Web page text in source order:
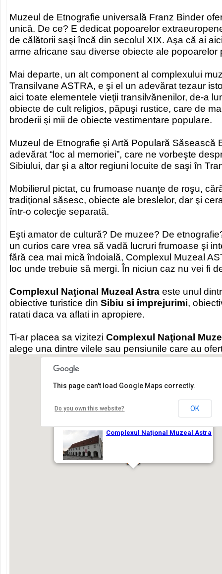
Muzeul de Etnografie universală Franz Binder
unică. De ce? E dedicat popoarelor
de călătorii saşi încă din secolul XIX. Aşa că ai
arme africane sau diverse obiecte ale popoarelor
Mai departe, un alt component al complexului
Transilvane ASTRA, e şi el un adevărat tezaur
aici toate elementele vieţii transilvănenilor, de-a
obiecte de cult religios, păpuşi rustice, care de
broderii şi mii de obiecte vestimentare populare.
Muzeul de Etnografie şi Artă Populară Săsească
adevărat “loc al memoriei”, care ne vorbeşte
Sibiului, dar şi a altor regiuni locuite de saşi în
Mobilierul pictat, cu frumoase nuanţe de roşu,
tradiţional săsesc, obiecte ale breslelor, dar şi
într-o colecţie separată.
Eşti amator de cultură? De muzee? De
un curios care vrea să vadă lucruri frumoase şi
fără cea mai mică îndoială, Complexul Muzeal
loc unde trebuie să mergi. În niciun caz nu vei fi
Complexul Naţional Muzeal Astra este unul
obiective turistice din Sibiu si imprejurimi,
ratati daca va aflati in apropiere.
Ti-ar placea sa vizitezi Complexul Naţional
alege una dintre vilele sau pensiunile care au